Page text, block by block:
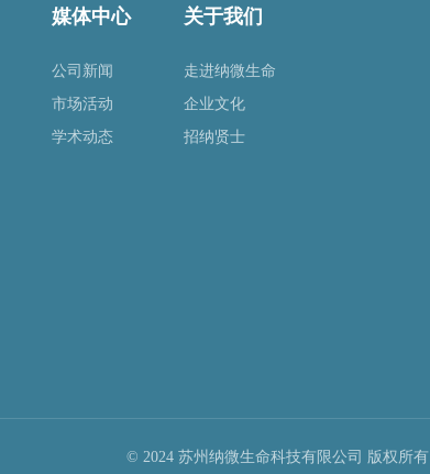
媒体中心
公司新闻
市场活动
学术动态
关于我们
走进纳微生命
企业文化
招纳贤士
© 2024 苏州纳微生命科技有限公司 版权所有